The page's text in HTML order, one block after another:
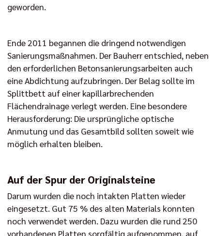
geworden.
Ende 2011 begannen die dringend notwendigen
Sanierungsmaßnahmen. Der Bauherr entschied, neben
den erforderlichen Betonsanierungsarbeiten auch
eine Abdichtung aufzubringen. Der Belag sollte im
Splittbett auf einer kapillarbrechenden
Flächendrainage verlegt werden. Eine besondere
Herausforderung: Die ursprüngliche optische
Anmutung und das Gesamtbild sollten soweit wie
möglich erhalten bleiben.
Auf der Spur der Originalsteine
Darum wurden die noch intakten Platten wieder
eingesetzt. Gut 75 % des alten Materials konnten
noch verwendet werden. Dazu wurden die rund 250
vorhandenen Platten sorgfältig aufgenommen, auf